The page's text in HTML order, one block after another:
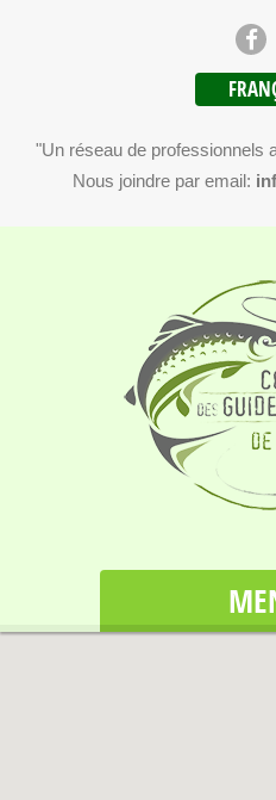
"Un réseau de professionnels
Nous joindre par email: